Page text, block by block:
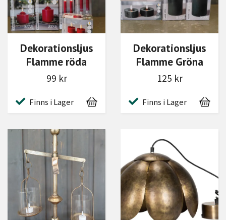
Dekorationsljus
Flamme röda
99 kr
Finns i Lager
Dekorationsljus
Flamme Gröna
125 kr
Finns i Lager